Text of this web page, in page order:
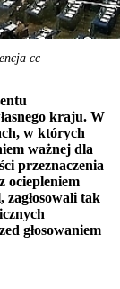
cc
kraju. W
w których
ważnej dla
przeznaczenia
ociepleniem
tak
głosowaniem